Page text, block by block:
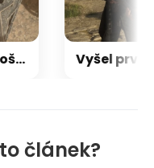
článek?
NASA ukázala silně poškozená kola roveru Curiosity. Přesto po 13 letech dál neúnavně zkoumá Mars